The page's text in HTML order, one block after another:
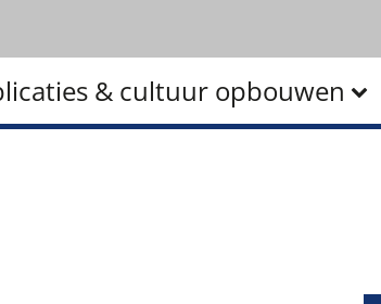
& cultuur opbouwen